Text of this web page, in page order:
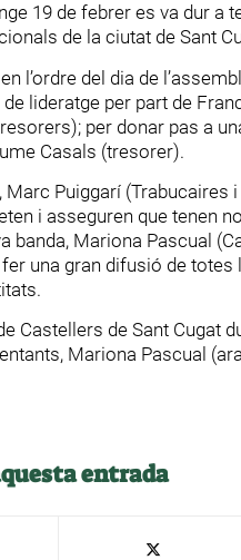
19 de febrer es va dur a
de la ciutat de Sant
l’ordre del dia de
lideratge per part de
per donar pas a
Casals (tresorer).
Marc Puiggarí (Trabucaires
i asseguren que tenen
banda, Mariona Pascual
una gran difusió de
Castellers de Sant Cugat
Mariona Pascual
entrada